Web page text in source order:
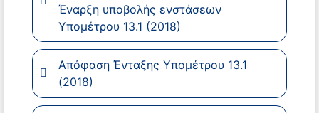
Έναρξη υποβολής ενστάσεων
Υπομέτρου 13.1 (2018)
Απόφαση Ένταξης Υπομέτρου 13.1
(2018)